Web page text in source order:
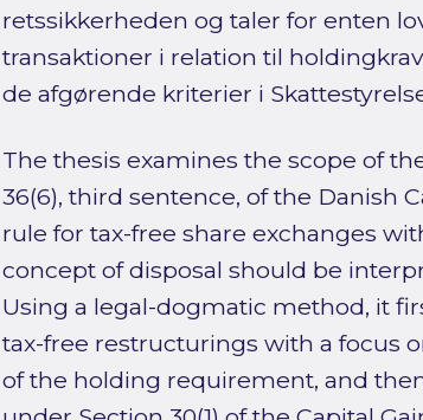
retssikkerheden og taler for enten
transaktioner i relation til
de afgørende kriterier i
The thesis examines the scope of
36(6), third sentence, of the Danish
rule for tax-free share exchanges
concept of disposal should be
Using a legal-dogmatic method, it
tax-free restructurings with a focus
of the holding requirement, and